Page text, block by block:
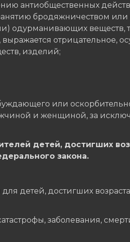
антиобщественных
бродяжничеством
одурманивающих веществ,
изделий;
или
и женщиной, за
детей, достигших
закона.
детей, достигших
заболевания,